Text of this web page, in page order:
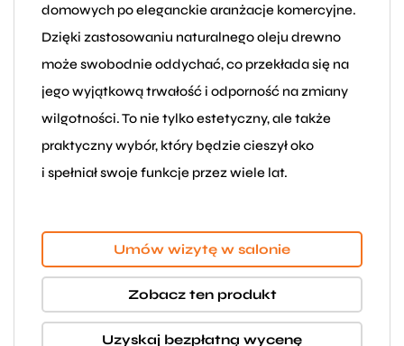
domowych po eleganckie aranżacje komercyjne.
Dzięki zastosowaniu naturalnego oleju drewno
może swobodnie oddychać, co przekłada się na
jego wyjątkową trwałość i odporność na zmiany
wilgotności. To nie tylko estetyczny, ale także
praktyczny wybór, który będzie cieszył oko
i spełniał swoje funkcje przez wiele lat.
Umów wizytę w salonie
Zobacz ten produkt
Uzyskaj bezpłatną wycenę